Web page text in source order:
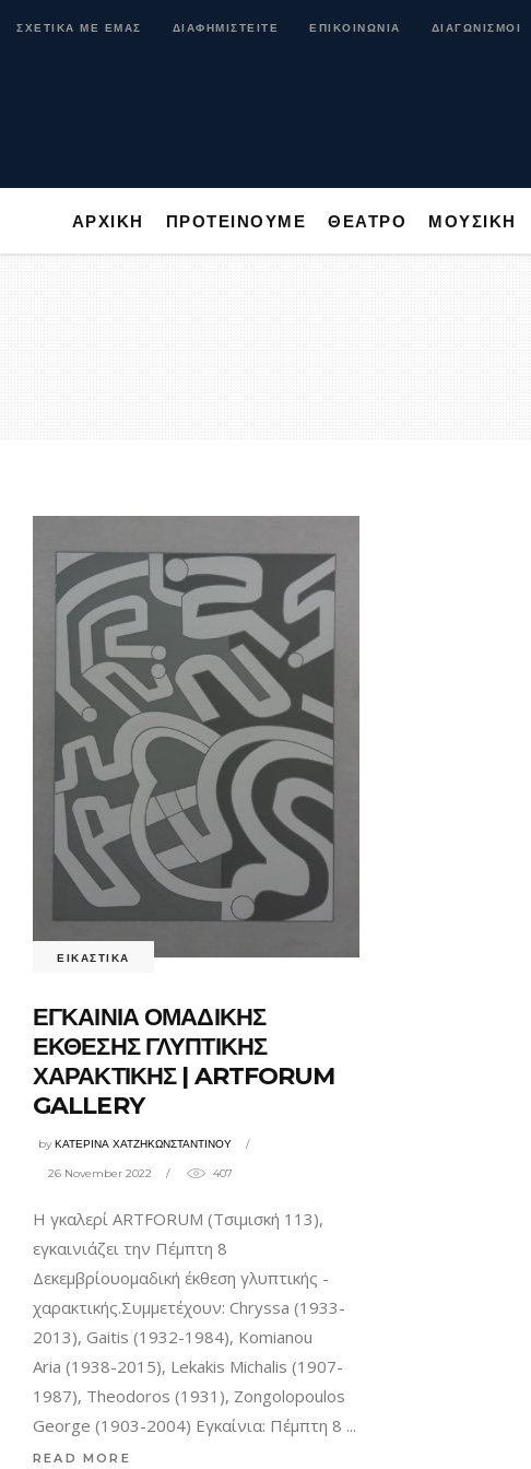
ΣΧΕΤΙΚΑ ΜΕ ΕΜΑΣ ΔΙΑΦΗΜΙΣΤΕΙΤΕ ΕΠΙΚΟΙΝΩΝΙΑ ΔΙΑΓΩΝΙΣΜΟΙ
ΑΡΧΙΚΗ ΠΡΟΤΕΙΝΟΥΜΕ ΘΕΑΤΡΟ ΜΟΥΣΙΚΗ
ΑΡΧΙΚΗ ΠΡΟΤΕΙΝΟΥΜΕ ΘΕΑΤΡΟ ΜΟΥΣΙΚΗ
ΕΙΚΑΣΤΙΚΑ
ΕΓΚΑΙΝΙΑ ΟΜΑΔΙΚΗΣ
ΕΚΘΕΣΗΣ ΓΛΥΠΤΙΚΗΣ
ΧΑΡΑΚΤΙΚΗΣ | ARTFORUM
GALLERY
byΚΑΤΕΡΙΝΑ ΧΑΤΖΗΚΩΝΣΤΑΝΤΙΝΟΥ
26 November 2022 407
H γκαλερί ARTFORUM (Τσιμισκή 113),
εγκαινιάζει την Πέμπτη 8
Δεκεμβρίουομαδική έκθεση γλυπτικής -
χαρακτικής.Συμμετέχουν: Chryssa (1933-
2013), Gaitis (1932-1984), Komianou
Aria (1938-2015), Lekakis Michalis (1907-
1987), Theodoros (1931), Zongolopoulos
George (1903-2004) Εγκαίνια: Πέμπτη 8
READ MORE